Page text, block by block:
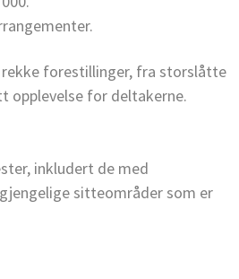
forestillinger, fra storslåtte
opplevelse for deltakerne.
inkludert de med
sitteområder som er